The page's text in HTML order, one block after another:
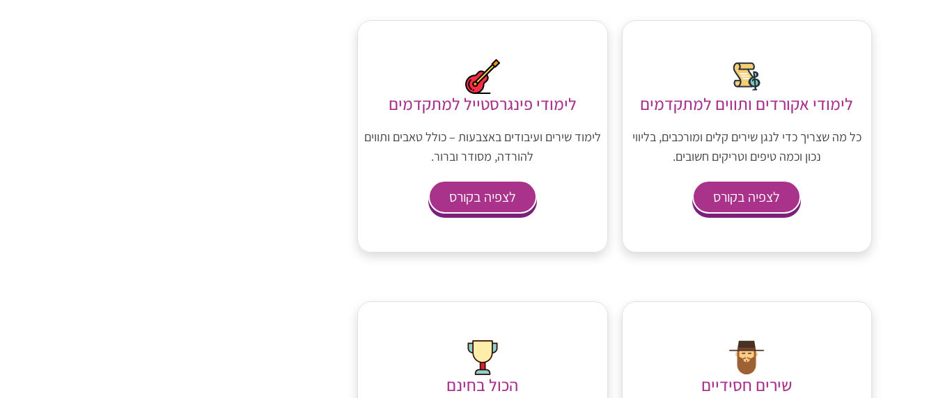
לימודי אקורדים ותווים למתקדמים
כל מה שצריך כדי לנגן שירים קלים ומורכבים, בליווי
נכון וכמה טיפים וטריקים חשובים.
לצפיה בקורס
לימודי פינגרסטייל למתקדמים
לימוד שירים ועיבודים באצבעות – כולל טאבים ותווים
להורדה, מסודר וברור.
לצפיה בקורס
שירים חסידיים הכול בחינם